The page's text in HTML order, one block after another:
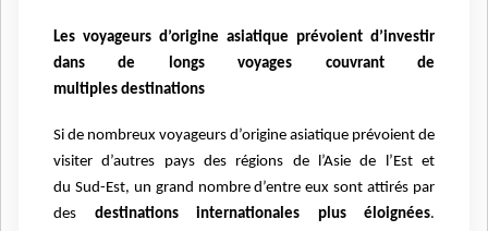
Les voyageurs d’origine asiatique prévoient d’investir
dans de longs voyages couvrant de
multiples destinations
Si de nombreux voyageurs d’origine asiatique prévoient de
visiter d’autres pays des régions de l’Asie de l’Est et
du Sud-Est, un grand nombre d’entre eux sont attirés par
des destinations internationales plus éloignées.